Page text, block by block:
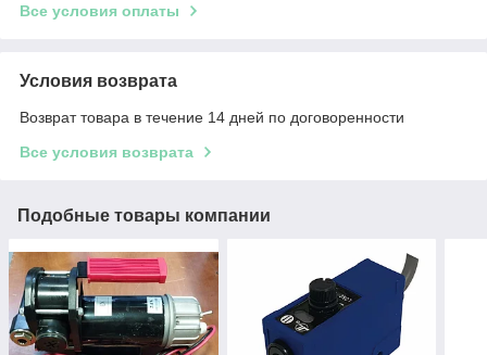
Все условия оплаты
Условия возврата
Возврат товара в течение 14 дней по договоренности
Все условия возврата
Подобные товары компании